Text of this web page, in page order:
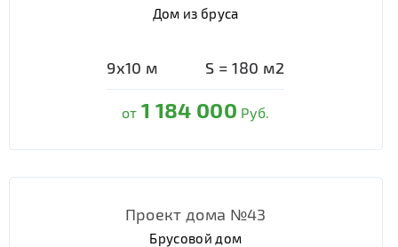
Дом из бруса
9х10 м S =180 м2
от 1 184 000 Руб.
Проект дома №43
Брусовой дом